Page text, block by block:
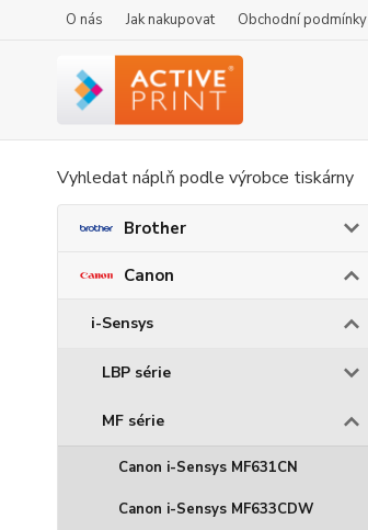
O nás Jak nakupovat Obchodní podmínky
Vyhledat náplň podle výrobce tiskárny
Brother
Canon
i-Sensys
LBP série
MF série
Canon i-Sensys MF631CN
Canon i-Sensys MF633CDW